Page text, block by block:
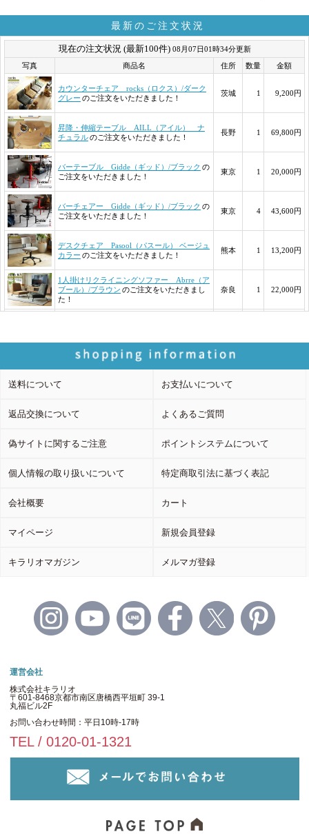
最新のご注文状況
送料について お支払いについて
返品交換について よくあるご質問
偽サイトに関するご注意 ポイントシステムについて
個人情報の取り扱いについて 特定商取引法に基づく表記
会社概要 カート
マイページ 新規会員登録
キラリオマガジン メルマガ登録
運営会社
株式会社キラリオ
〒601-8468京都市南区唐橋西平垣町 39-1
丸福ビル2F
お問い合わせ時間：平日10時-17時
TEL / 0120-01-1321